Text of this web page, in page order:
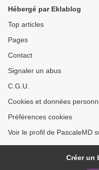
Hébergé par Eklablog
Top articles
Pages
Contact
Signaler un abus
C.G.U.
Cookies et données
Préférences cookies
Voir le profil de PascaleMD
Créer un